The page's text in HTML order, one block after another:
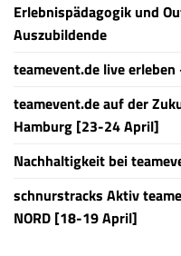
Erlebnispädagogik und
Auszubildende
teamevent.de live
teamevent.de auf der
Hamburg [23-24 April]
Nachhaltigkeit bei
schnurstracks Aktiv
NORD [18-19 April]